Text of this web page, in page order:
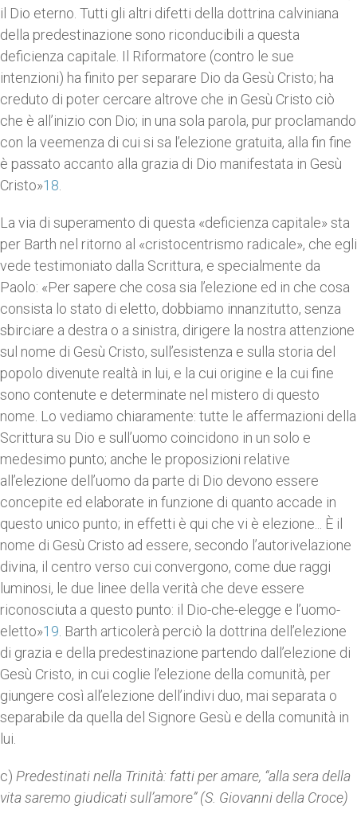
il Dio eterno. Tutti gli altri difetti della dottrina calviniana
della predestinazione sono riconducibili a questa
deficienza capitale. Il Riformatore (contro le sue
intenzioni) ha finito per separare Dio da Gesù Cristo; ha
creduto di poter cercare altrove che in Gesù Cristo ciò
che è all’inizio con Dio; in una sola parola, pur proclamando
con la veemenza di cui si sa l’elezione gratuita, alla fin fine
è passato accanto alla grazia di Dio manifestata in Gesù
Cristo»18
La via di superamento di questa «deficienza capitale» sta
per Barth nel ritorno al «cristocentrismo radicale», che egli
vede testimoniato dalla Scrittura, e specialmente da
Paolo: «Per sapere che cosa sia l’elezione ed in che cosa
consista lo stato di eletto, dobbiamo innanzitutto, senza
sbirciare a destra o a sinistra, dirigere la nostra attenzione
sul nome di Gesù Cristo, sull’esistenza e sulla storia del
popolo divenute realtà in lui, e la cui origine e la cui fine
sono contenute e determinate nel mistero di questo
nome. Lo vediamo chiaramente: tutte le affermazioni della
Scrittura su Dio e sull’uomo coincidono in un solo e
medesimo punto; anche le proposizioni relative
all’elezione dell’uomo da parte di Dio devono essere
concepite ed elaborate in funzione di quanto accade in
questo unico punto; in effetti è qui che vi è elezione... È il
nome di Gesù Cristo ad essere, secondo l’autorivelazione
divina, il centro verso cui convergono, come due raggi
luminosi, le due linee della verità che deve essere
riconosciuta a questo punto: il Dio-che-elegge e l’uomo-
eletto»19 . Barth articolerà perciò la dottrina dell’elezione
di grazia e della predestinazione partendo dall’elezione di
Gesù Cristo, in cui coglie l’elezione della comunità, per
giungere così all’elezione dell’indivi duo, mai separata o
separabile da quella del Signore Gesù e della comunità in
lui.
c) Predestinati nella Trinità: fatti per amare, “alla sera della
vita saremo giudicati sull’amore” (S. Giovanni della Croce)